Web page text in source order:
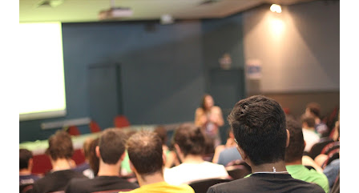
Linhas de Pesquisa
Centros, Núcleos e Projetos em Rede
Pós-doutorado
Iniciação Científica
Transferência de Tecnologia
Empresas Juniores
Extensão à Comunidade
Projetos, Programas e Cursos
Artes, Cultura e Esportes
Museus e Espaços Interativos